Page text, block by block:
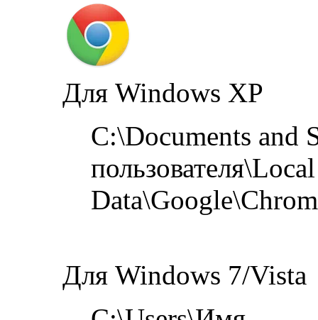
Для Windows XP
C:\Documents and
Для Windows 7/Vista